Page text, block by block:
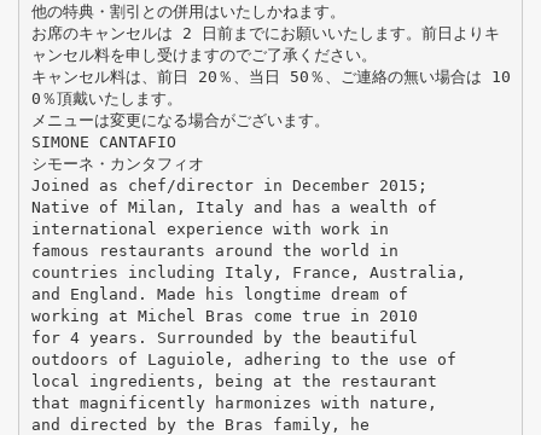
他の特典・割引との併用はいたしかねます。
お席のキャンセルは 2 日前までにお願いいたします。前日よりキ
ャンセル料を申し受けますのでご了承ください。
キャンセル料は、前日 20％、当日 50％、ご連絡の無い場合は 10
0％頂戴いたします。
メニューは変更になる場合がございます。
SIMONE CANTAFIO
シモーネ・カンタフィオ
Joined as chef/director in December 2015;
Native of Milan, Italy and has a wealth of
international experience with work in
famous restaurants around the world in
countries including Italy, France, Australia,
and England. Made his longtime dream of
working at Michel Bras come true in 2010
for 4 years. Surrounded by the beautiful
outdoors of Laguiole, adhering to the use of
local ingredients, being at the restaurant
that magnificently harmonizes with nature,
and directed by the Bras family, he